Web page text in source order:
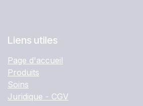
Liens utiles
Page d'accueil
Produits
Soins
Juridique - CGV